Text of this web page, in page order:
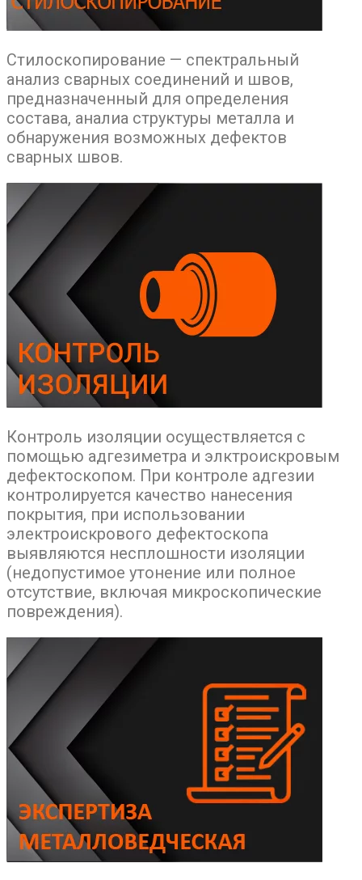
Стилоскопирование — спектральный
анализ сварных соединений и швов,
предназначенный для определения
состава, аналиа структуры металла и
обнаружения возможных дефектов
сварных швов.
Контроль изоляции осуществляется с
помощью адгезиметра и элктроискровым
дефектоскопом. При контроле адгезии
контролируется качество нанесения
покрытия, при использовании
электроискрового дефектоскопа
выявляются несплошности изоляции
(недопустимое утонение или полное
отсутствие, включая микроскопические
повреждения).